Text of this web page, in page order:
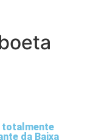
da Baixa